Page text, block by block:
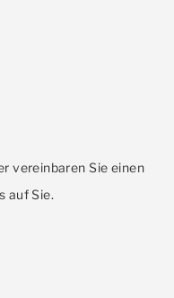
vereinbaren Sie einen
auf Sie.